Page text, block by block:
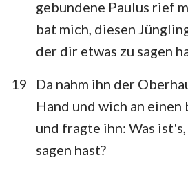
1 2 3 4
8
9 10 11
15
16 17 18
22
23 24 25
gebundene Paulus rief
bat mich, diesen
der dir etwas zu sagen
19
Da nahm ihn der
Hand und wich an
und fragte ihn: Was
sagen hast?